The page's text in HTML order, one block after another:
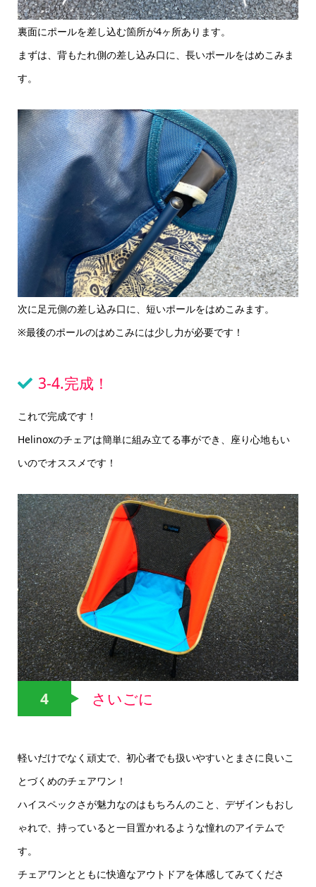
裏面にポールを差し込む箇所が4ヶ所あります。
まずは、背もたれ側の差し込み口に、長いポールをはめこみま
す。
次に足元側の差し込み口に、短いポールをはめこみます。
※最後のポールのはめこみには少し力が必要です！
3-4.完成！
これで完成です！
Helinoxのチェアは簡単に組み立てる事ができ、座り心地もい
いのでオススメです！
4 さいごに
軽いだけでなく頑丈で、初心者でも扱いやすいとまさに良いこ
とづくめのチェアワン！
ハイスペックさが魅力なのはもちろんのこと、デザインもおし
ゃれで、持っていると一目置かれるような憧れのアイテムで
す。
チェアワンとともに快適なアウトドアを体感してみてくださ